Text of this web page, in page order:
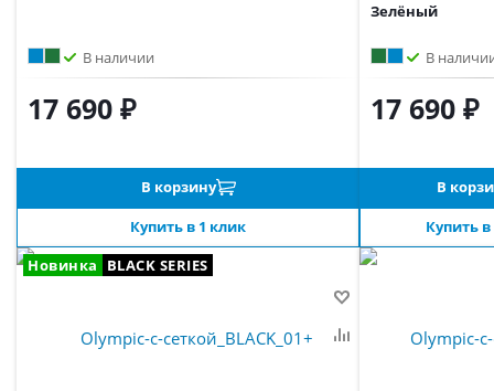
В наличии
17 690 ₽
В корзину
Купить в 1 клик
Зелёный
В
17 690 ₽
В
Купить
Новинка
BLACK SERIES